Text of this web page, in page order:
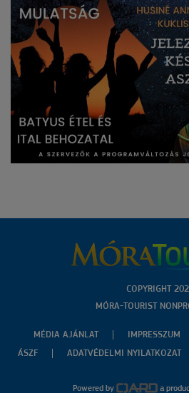
COPYRIGHT
MÓRA-TOURIST
MÉDIA AJÁNLAT IMPRESSZUM
ÁSZF
ADATVÉDELMI NYILATKOZAT
Powered by a